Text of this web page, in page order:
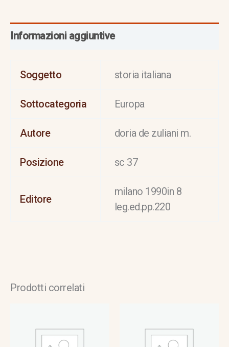
Informazioni aggiuntive
Soggetto storia italiana
Sottocategoria Europa
Autore doria de zuliani m.
Posizione sc 37
Editore
milano 1990in 8
leg.ed.pp.220
Prodotti correlati